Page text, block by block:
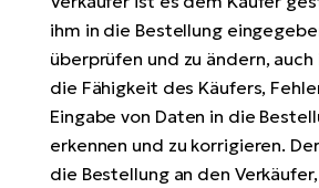
ihm in die Bestellung
überprüfen und zu ändern,
die Fähigkeit des Käufers,
Eingabe von Daten in die
erkennen und zu korrigieren.
die Bestellung an den